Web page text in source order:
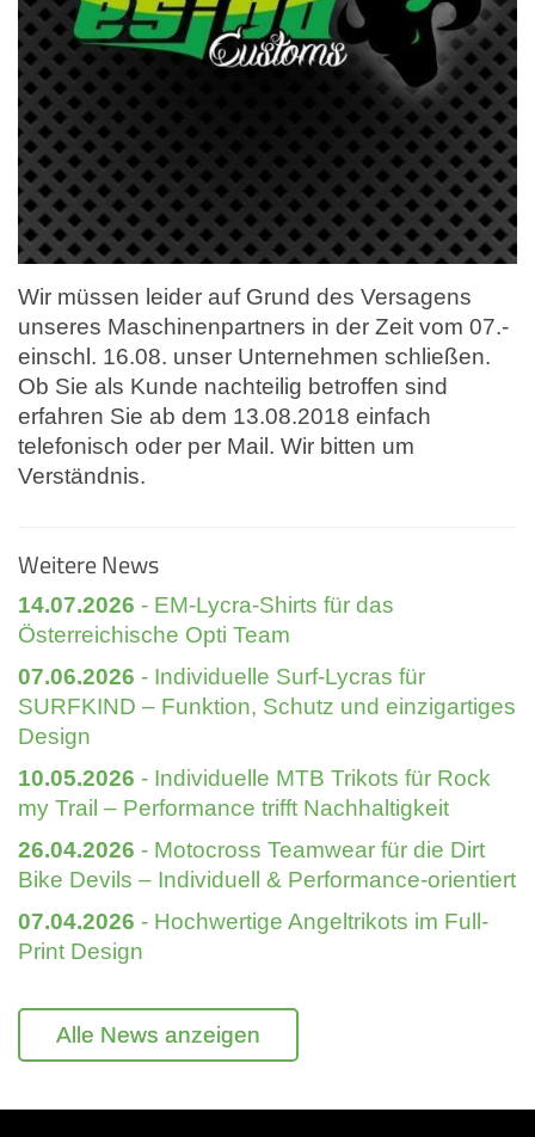
Wir müssen leider auf Grund des Versagens
unseres Maschinenpartners in der Zeit vom 07.-
einschl. 16.08. unser Unternehmen schließen.
Ob Sie als Kunde nachteilig betroffen sind
erfahren Sie ab dem 13.08.2018 einfach
telefonisch oder per Mail. Wir bitten um
Verständnis.
Weitere News
14.07.2026 - EM-Lycra-Shirts für das
Österreichische Opti Team
07.06.2026 - Individuelle Surf-Lycras für
SURFKIND – Funktion, Schutz und einzigartiges
Design
10.05.2026 - Individuelle MTB Trikots für Rock
my Trail – Performance trifft Nachhaltigkeit
26.04.2026 - Motocross Teamwear für die Dirt
Bike Devils – Individuell & Performance-orientiert
07.04.2026 - Hochwertige Angeltrikots im Full-
Print Design
Alle News anzeigen